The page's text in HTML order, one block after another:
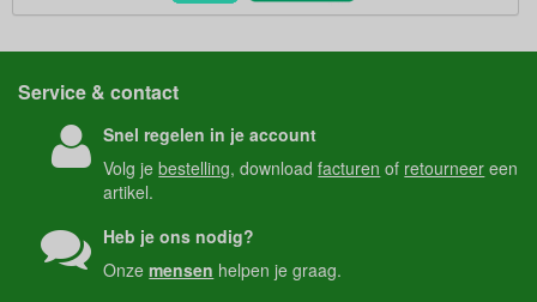
Service & contact
Snel regelen in je account
Volg jebestelling, downloadfacturen of retourneer een
artikel.
Heb je ons nodig?
Onzemensen helpen je graag.